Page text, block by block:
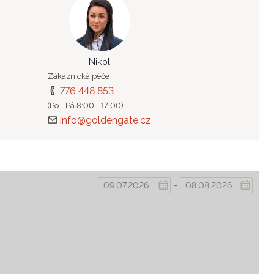
Nikol
Zákaznická péče
776 448 853
(Po - Pá 8:00 - 17:00)
info@goldengate.cz
-